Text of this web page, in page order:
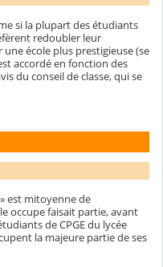
si la plupart des étudiants
redoubler leur
école plus prestigieuse (se
accordé en fonction des
du conseil de classe, qui se
est mitoyenne de
occupe faisait partie, avant
de CPGE du lycée
la majeure partie de ses